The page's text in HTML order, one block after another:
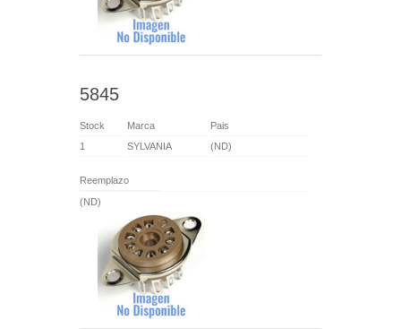
5845
Stock Marca
Pais
1
SYLVANIA (ND)
Reemplazo
(ND)